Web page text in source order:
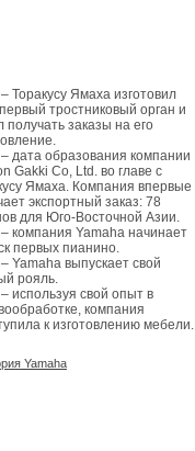
– Торакусу Ямаха изготовил
тростниковый орган и
получать заказы на его
– дата образования компании
Gakki Co, Ltd. во главе с
Ямаха. Компания впервые
экспортный заказ: 78
для Юго-Восточной Азии.
– компания Yamaha начинает
первых пианино.
– Yamaha выпускает свой
рояль.
– используя свой опыт в
компания
к изготовлению мебели.
Yamaha